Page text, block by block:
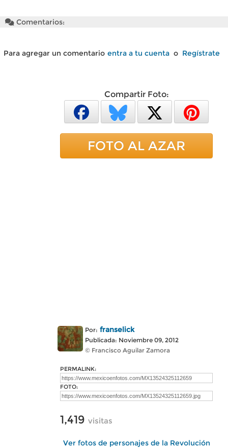
Comentarios:
Para agregar un comentario entra a tu cuenta o Regístrate
Compartir Foto:
FOTO AL AZAR
Por: franselick
Publicada: Noviembre 09, 2012
© Francisco Aguilar Zamora
PERMALINK:
FOTO:
1,419 visitas
Ver fotos de personajes de la Revolución